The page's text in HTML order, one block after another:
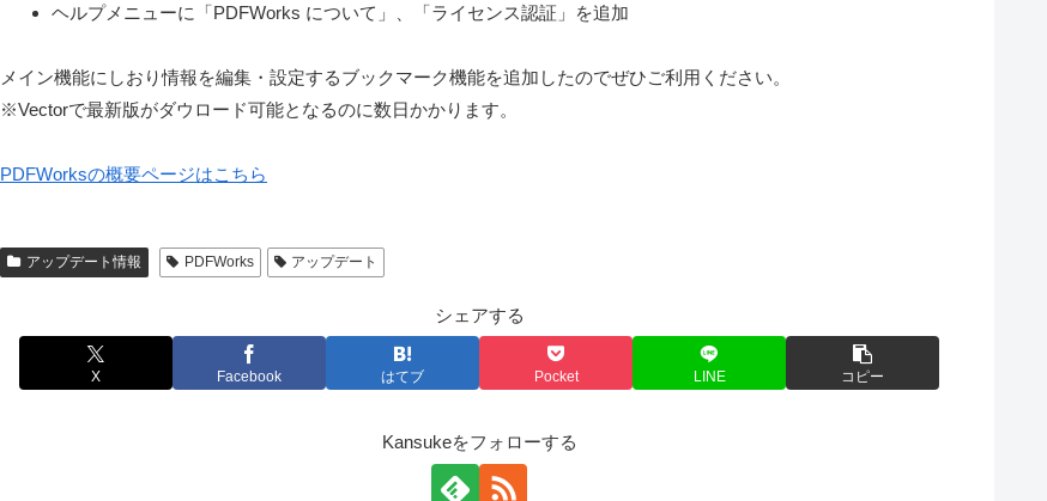
ヘルプメニューに「PDFWorks について」、「ライセンス認証」を追加
メイン機能にしおり情報を編集・設定するブックマーク機能を追加したのでぜひご利用ください。
※Vectorで最新版がダウロード可能となるのに数日かかります。
PDFWorksの概要ページはこちら
アップデート情報 PDFWorks アップデート
シェアする
X Facebook はてブ Pocket LINE コピー
Kansukeをフォローする